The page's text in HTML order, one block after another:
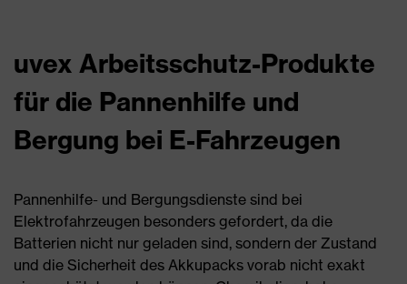
uvex Arbeitsschutz-Produkte
für die Pannenhilfe und
Bergung bei E-Fahrzeugen
Pannenhilfe- und Bergungsdienste sind bei
Elektrofahrzeugen besonders gefordert, da die
Batterien nicht nur geladen sind, sondern der Zustand
und die Sicherheit des Akkupacks vorab nicht exakt